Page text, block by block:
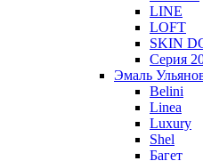
LINE
LOFT
SKIN
Серия
Эмаль
Belini
Linea
Luxury
Shel
Багет